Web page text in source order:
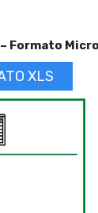
Formato
XLS